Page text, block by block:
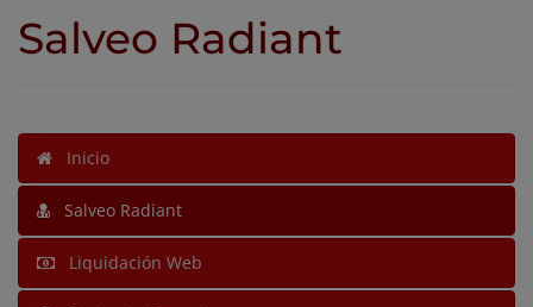
Salveo Radiant
Inicio
Salveo Radiant
Liquidación Web